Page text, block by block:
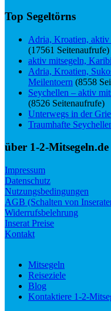
Top Segeltörns
Adria, Kroatien, aktiv
(17561 Seitenaufrufe)
aktiv mitsegeln,
Adria, Kroatien,
Meilentoern (8558
Seychellen – aktiv
(8526 Seitenaufrufe)
Unterwegs in der
Traumhafte
über 1-2-Mitsegeln.de
Impressum
Datenschutz
Nutzungsbedingungen
AGB (Schalten von
Widerrufsbelehrung
Inserat Preise
Kontakt
Mitsegeln
Reiseziele
Blog
Kontaktiere 1-2-